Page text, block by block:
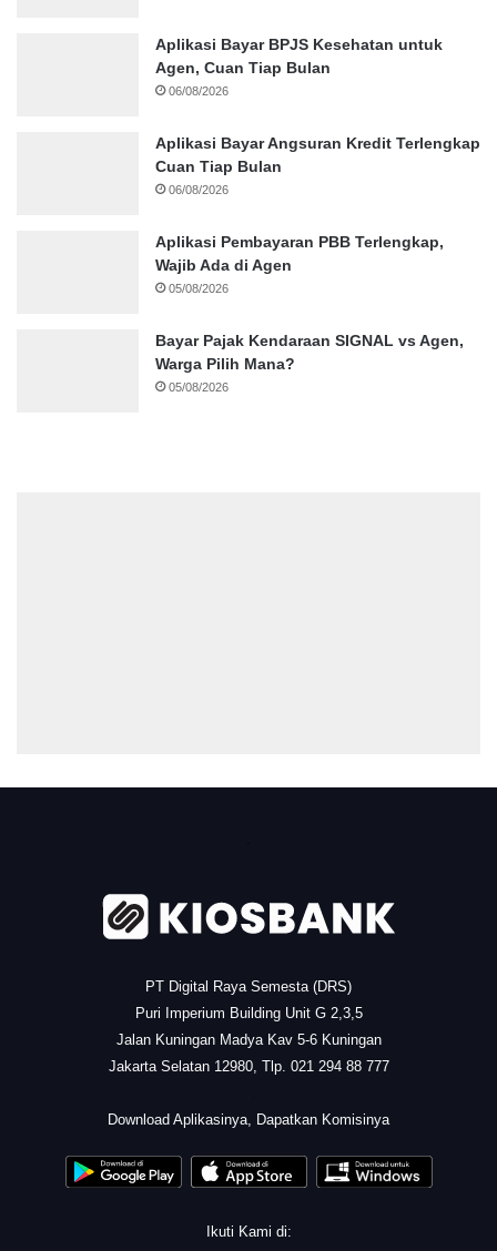
Aplikasi Bayar BPJS Kesehatan untuk
Agen, Cuan Tiap Bulan
06/08/2026
Aplikasi Bayar Angsuran Kredit Terlengkap
Cuan Tiap Bulan
06/08/2026
Aplikasi Pembayaran PBB Terlengkap,
Wajib Ada di Agen
05/08/2026
Bayar Pajak Kendaraan SIGNAL vs Agen,
Warga Pilih Mana?
05/08/2026
PT Digital Raya Semesta (DRS)
Puri Imperium Building Unit G 2,3,5
Jalan Kuningan Madya Kav 5-6 Kuningan
Jakarta Selatan 12980, Tlp. 021 294 88 777
Download Aplikasinya, Dapatkan Komisinya
Ikuti Kami di: